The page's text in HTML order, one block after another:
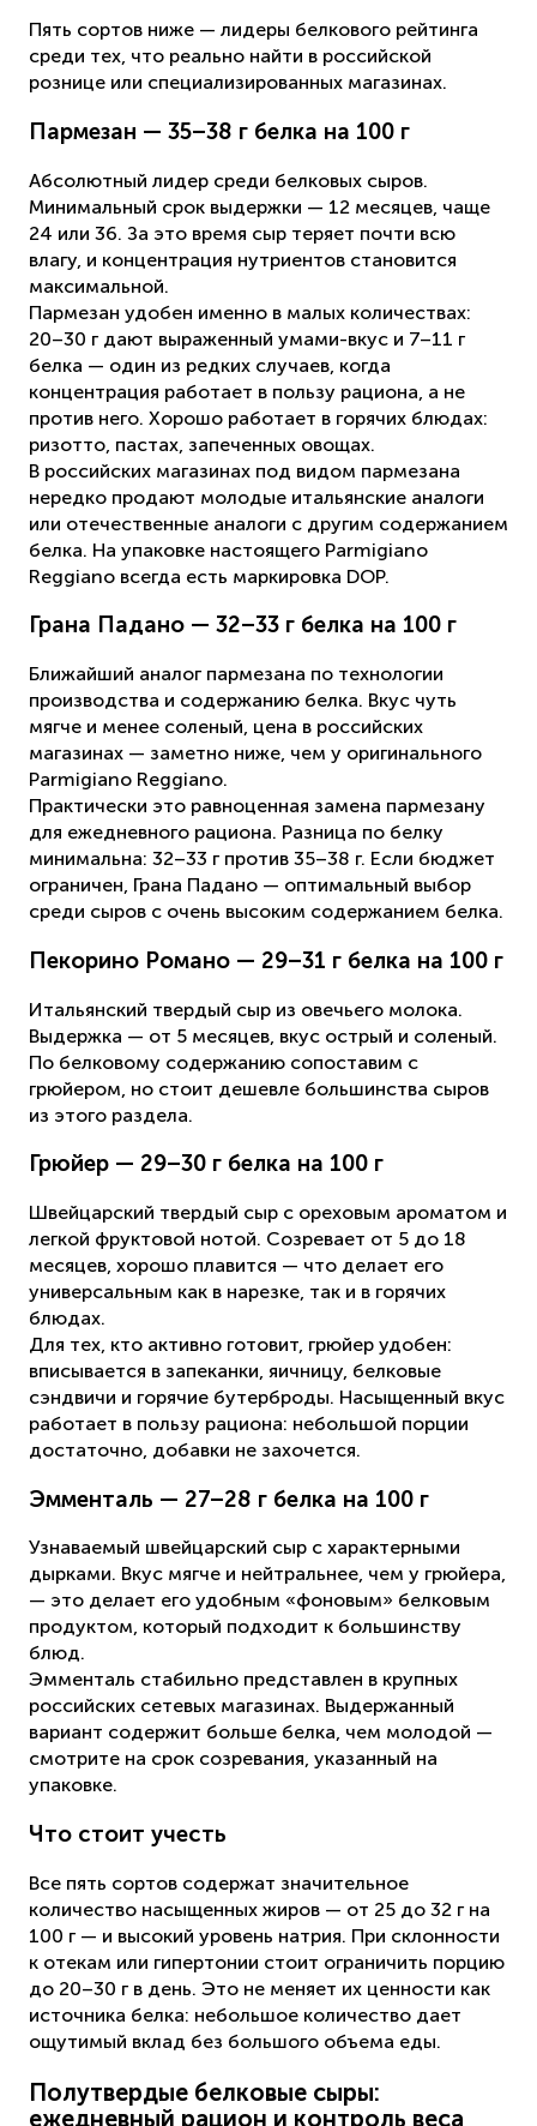
Пять сортов ниже — лидеры белкового рейтинга
среди тех, что реально найти в российской
рознице или специализированных магазинах.
Пармезан — 35–38 г белка на 100 г
Абсолютный лидер среди белковых сыров.
Минимальный срок выдержки — 12 месяцев, чаще
24 или 36. За это время сыр теряет почти всю
влагу, и концентрация нутриентов становится
максимальной.
Пармезан удобен именно в малых количествах:
20–30 г дают выраженный умами-вкус и 7–11 г
белка — один из редких случаев, когда
концентрация работает в пользу рациона, а не
против него. Хорошо работает в горячих блюдах:
ризотто, пастах, запеченных овощах.
В российских магазинах под видом пармезана
нередко продают молодые итальянские аналоги
или отечественные аналоги с другим содержанием
белка. На упаковке настоящего Parmigiano
Reggiano всегда есть маркировка DOP.
Грана Падано — 32–33 г белка на 100 г
Ближайший аналог пармезана по технологии
производства и содержанию белка. Вкус чуть
мягче и менее соленый, цена в российских
магазинах — заметно ниже, чем у оригинального
Parmigiano Reggiano.
Практически это равноценная замена пармезану
для ежедневного рациона. Разница по белку
минимальна: 32–33 г против 35–38 г. Если бюджет
ограничен, Грана Падано — оптимальный выбор
среди сыров с очень высоким содержанием белка.
Пекорино Романо — 29–31 г белка на 100 г
Итальянский твердый сыр из овечьего молока.
Выдержка — от 5 месяцев, вкус острый и соленый.
По белковому содержанию сопоставим с
грюйером, но стоит дешевле большинства сыров
из этого раздела.
Грюйер — 29–30 г белка на 100 г
Швейцарский твердый сыр с ореховым ароматом и
легкой фруктовой нотой. Созревает от 5 до 18
месяцев, хорошо плавится — что делает его
универсальным как в нарезке, так и в горячих
блюдах.
Для тех, кто активно готовит, грюйер удобен:
вписывается в запеканки, яичницу, белковые
сэндвичи и горячие бутерброды. Насыщенный вкус
работает в пользу рациона: небольшой порции
достаточно, добавки не захочется.
Эмменталь — 27–28 г белка на 100 г
Узнаваемый швейцарский сыр с характерными
дырками. Вкус мягче и нейтральнее, чем у грюйера,
— это делает его удобным «фоновым» белковым
продуктом, который подходит к большинству
блюд.
Эмменталь стабильно представлен в крупных
российских сетевых магазинах. Выдержанный
вариант содержит больше белка, чем молодой —
смотрите на срок созревания, указанный на
упаковке.
Что стоит учесть
Все пять сортов содержат значительное
количество насыщенных жиров — от 25 до 32 г на
100 г — и высокий уровень натрия. При склонности
к отекам или гипертонии стоит ограничить порцию
до 20–30 г в день. Это не меняет их ценности как
источника белка: небольшое количество дает
ощутимый вклад без большого объема еды.
Полутвердые белковые сыры:
ежедневный рацион и контроль веса